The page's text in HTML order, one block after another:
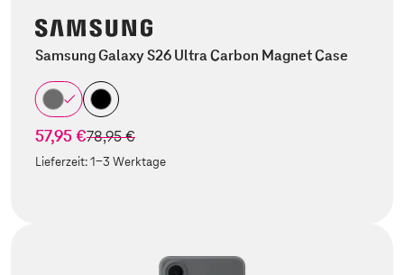
Samsung Galaxy S26 Ultra Carbon Magnet Case
57,95 €statt
78,95 €
Lieferzeit:1-3 Werktage